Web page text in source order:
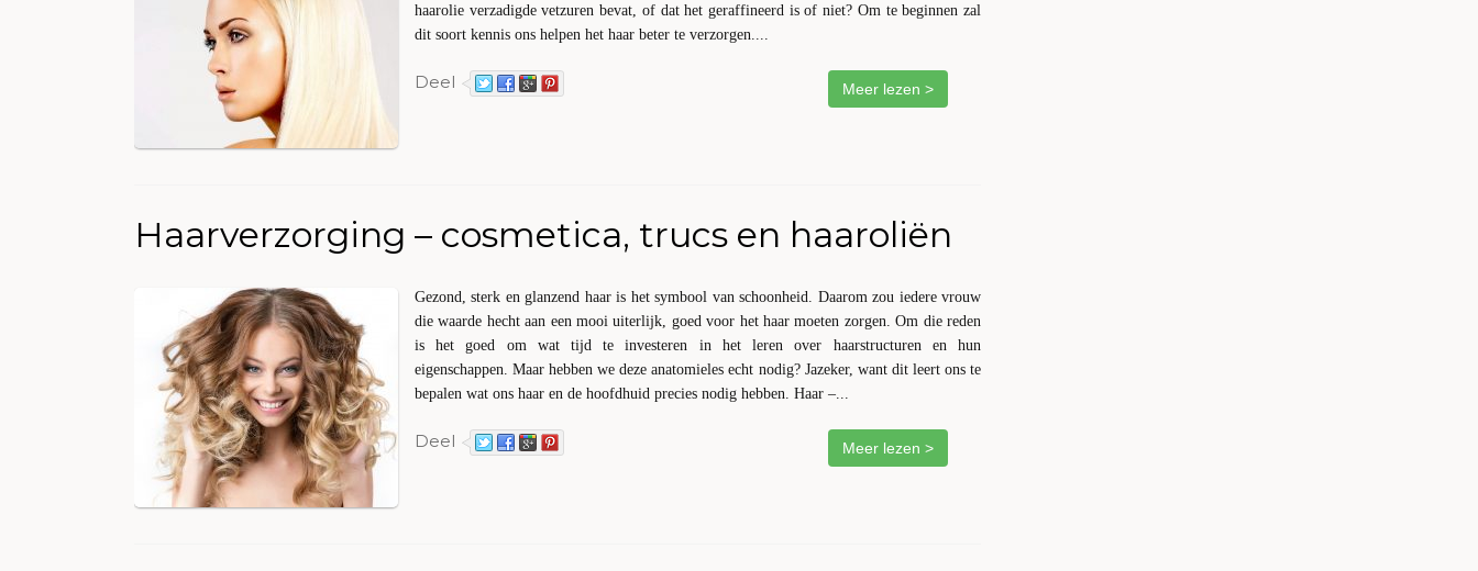
haarolie verzadigde vetzuren bevat, of dat het geraffineerd is of niet? Om te beginnen zal
dit soort kennis ons helpen het haar beter te verzorgen....
Deel Meer lezen >
Haarverzorging – cosmetica, trucs en haaroliën
Gezond, sterk en glanzend haar is het symbool van schoonheid. Daarom zou iedere vrouw
die waarde hecht aan een mooi uiterlijk, goed voor het haar moeten zorgen. Om die reden
is het goed om wat tijd te investeren in het leren over haarstructuren en hun
eigenschappen. Maar hebben we deze anatomieles echt nodig? Jazeker, want dit leert ons te
bepalen wat ons haar en de hoofdhuid precies nodig hebben. Haar –...
Deel Meer lezen >